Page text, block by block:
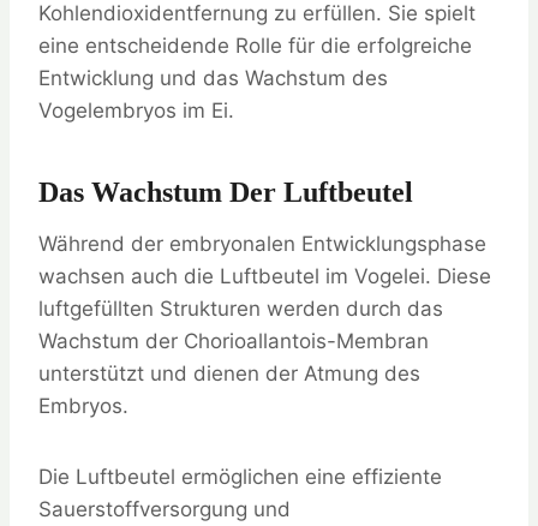
Kohlendioxidentfernung zu erfüllen. Sie spielt
eine entscheidende Rolle für die erfolgreiche
Entwicklung und das Wachstum des
Vogelembryos im Ei.
Das Wachstum Der Luftbeutel
Während der embryonalen Entwicklungsphase
wachsen auch die Luftbeutel im Vogelei. Diese
luftgefüllten Strukturen werden durch das
Wachstum der Chorioallantois-Membran
unterstützt und dienen der Atmung des
Embryos.
Die Luftbeutel ermöglichen eine effiziente
Sauerstoffversorgung und